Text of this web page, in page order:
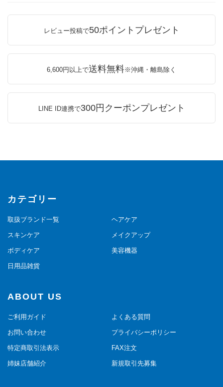
レビュー投稿で50ポイントプレゼント
6,600円以上で送料無料※沖縄・離島除く
LINE ID連携で300円クーポンプレゼント
カテゴリー
取扱ブランド一覧 ヘアケア
スキンケア メイクアップ
ボディケア 美容機器
日用品雑貨
ABOUT US
ご利用ガイド よくある質問
お問い合わせ プライバシーポリシー
特定商取引法表示 FAX注文
姉妹店舗紹介 新規取引先募集